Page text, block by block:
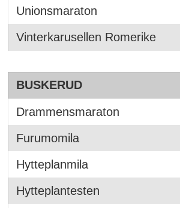
Unionsmaraton
Vinterkarusellen Romerike
BUSKERUD
Drammensmaraton
Furumomila
Hytteplanmila
Hytteplantesten